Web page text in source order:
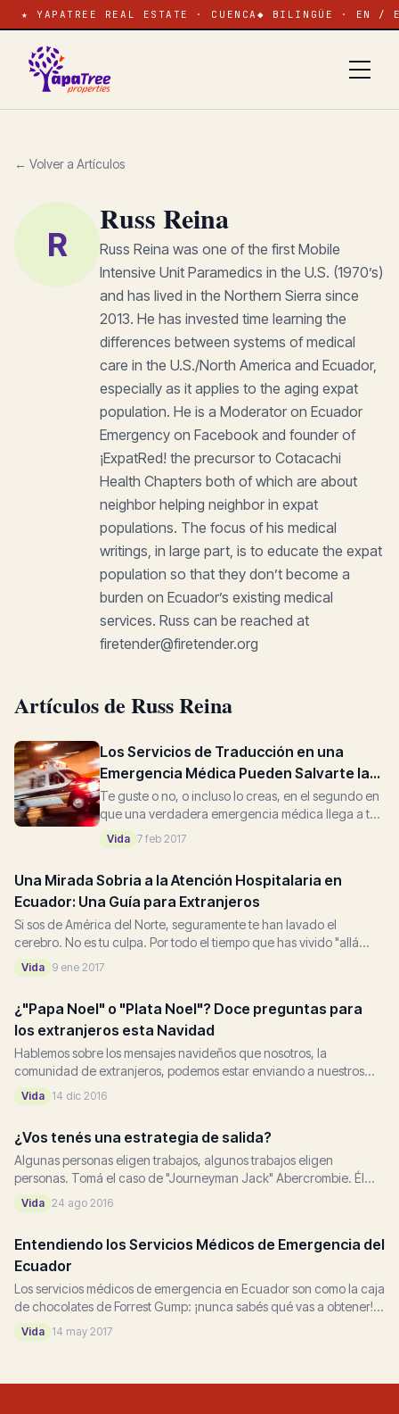
★ YAPATREE REAL ESTATE · CUENCA ◆ BILINGÜE · EN /
← Volver a Artículos
R
Russ Reina
Russ Reina was one of the first Mobile
Intensive Unit Paramedics in the U.S. (1970’s)
and has lived in the Northern Sierra since
2013. He has invested time learning the
differences between systems of medical
care in the U.S./North America and Ecuador,
especially as it applies to the aging expat
population. He is a Moderator on Ecuador
Emergency on Facebook and founder of
¡ExpatRed! the precursor to Cotacachi
Health Chapters both of which are about
neighbor helping neighbor in expat
populations. The focus of his medical
writings, in large part, is to educate the expat
population so that they don’t become a
burden on Ecuador’s existing medical
services. Russ can be reached at
firetender@firetender.org
Artículos de Russ Reina
Los Servicios de Traducción en una
Emergencia Médica Pueden Salvarte la
Vida
Te guste o no, o incluso lo creas, en el segundo en
que una verdadera emergencia médica llega a tu
vida te convertís en un extraño aún más en una
tierra extraña....
Vida 7 feb 2017
Una Mirada Sobria a la Atención Hospitalaria en
Ecuador: Una Guía para Extranjeros
Si sos de América del Norte, seguramente te han lavado el
cerebro. No es tu culpa. Por todo el tiempo que has vivido "allá
arriba" tu realidad ha estado dominada...
Vida 9 ene 2017
¿"Papa Noel" o "Plata Noel"? Doce preguntas para
los extranjeros esta Navidad
Hablemos sobre los mensajes navideños que nosotros, la
comunidad de extranjeros, podemos estar enviando a nuestros
vecinos indígenas, y a su vez, cómo algunos de ellos pueden estar
abrazando...
Vida 14 dic 2016
¿Vos tenés una estrategia de salida?
Algunas personas eligen trabajos, algunos trabajos eligen
personas. Tomá el caso de "Journeyman Jack" Abercrombie. Él
está radicado en Cumbaya, Ecuador, y es un experto en la vida
como expatriado...
Vida 24 ago 2016
Entendiendo los Servicios Médicos de Emergencia del
Ecuador
Los servicios médicos de emergencia en Ecuador son como la caja
de chocolates de Forrest Gump: ¡nunca sabés qué vas a obtener!
Lo que voy a decirte quizás no sea reconfortante, pero podría
salvarte la...
Vida 14 may 2017